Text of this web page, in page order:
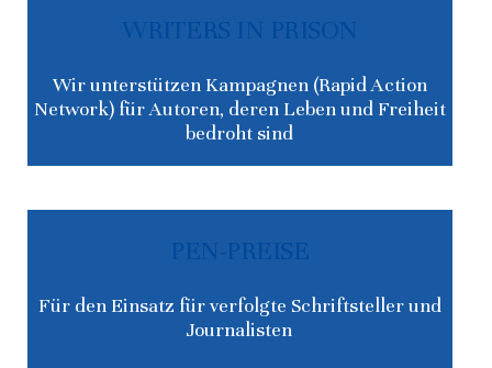
WRITERS IN PRISON
Wir unterstützen Kampagnen (Rapid Action
Network) für Autoren, deren Leben und Freiheit
bedroht sind
PEN-PREISE
Für den Einsatz für verfolgte Schriftsteller und
Journalisten